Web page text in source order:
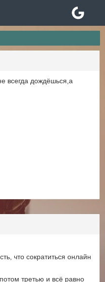
всегда дождёшься,а
что сократиться онлайн
третью и всё равно